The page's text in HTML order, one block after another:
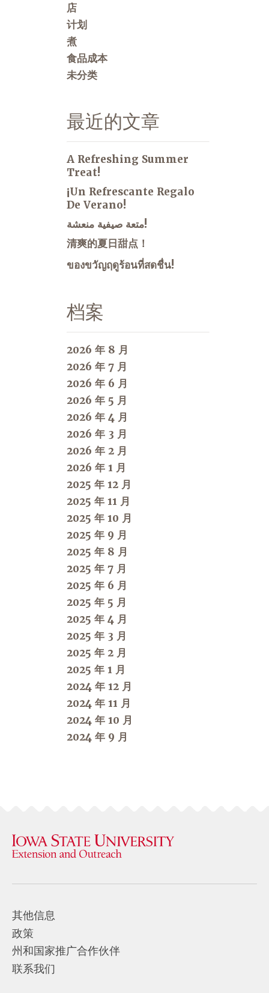
店
计划
煮
食品成本
未分类
最近的文章
A Refreshing Summer
Treat!
¡Un Refrescante Regalo
De Verano!
متعة صيفية منعشة!
清爽的夏日甜点！
ของขวัญฤดูร้อนที่สดชื่น!
档案
2026 年 8 月
2026 年 7 月
2026 年 6 月
2026 年 5 月
2026 年 4 月
2026 年 3 月
2026 年 2 月
2026 年 1 月
2025 年 12 月
2025 年 11 月
2025 年 10 月
2025 年 9 月
2025 年 8 月
2025 年 7 月
2025 年 6 月
2025 年 5 月
2025 年 4 月
2025 年 3 月
2025 年 2 月
2025 年 1 月
2024 年 12 月
2024 年 11 月
2024 年 10 月
2024 年 9 月
其他信息
政策
州和国家推广合作伙伴
联系我们